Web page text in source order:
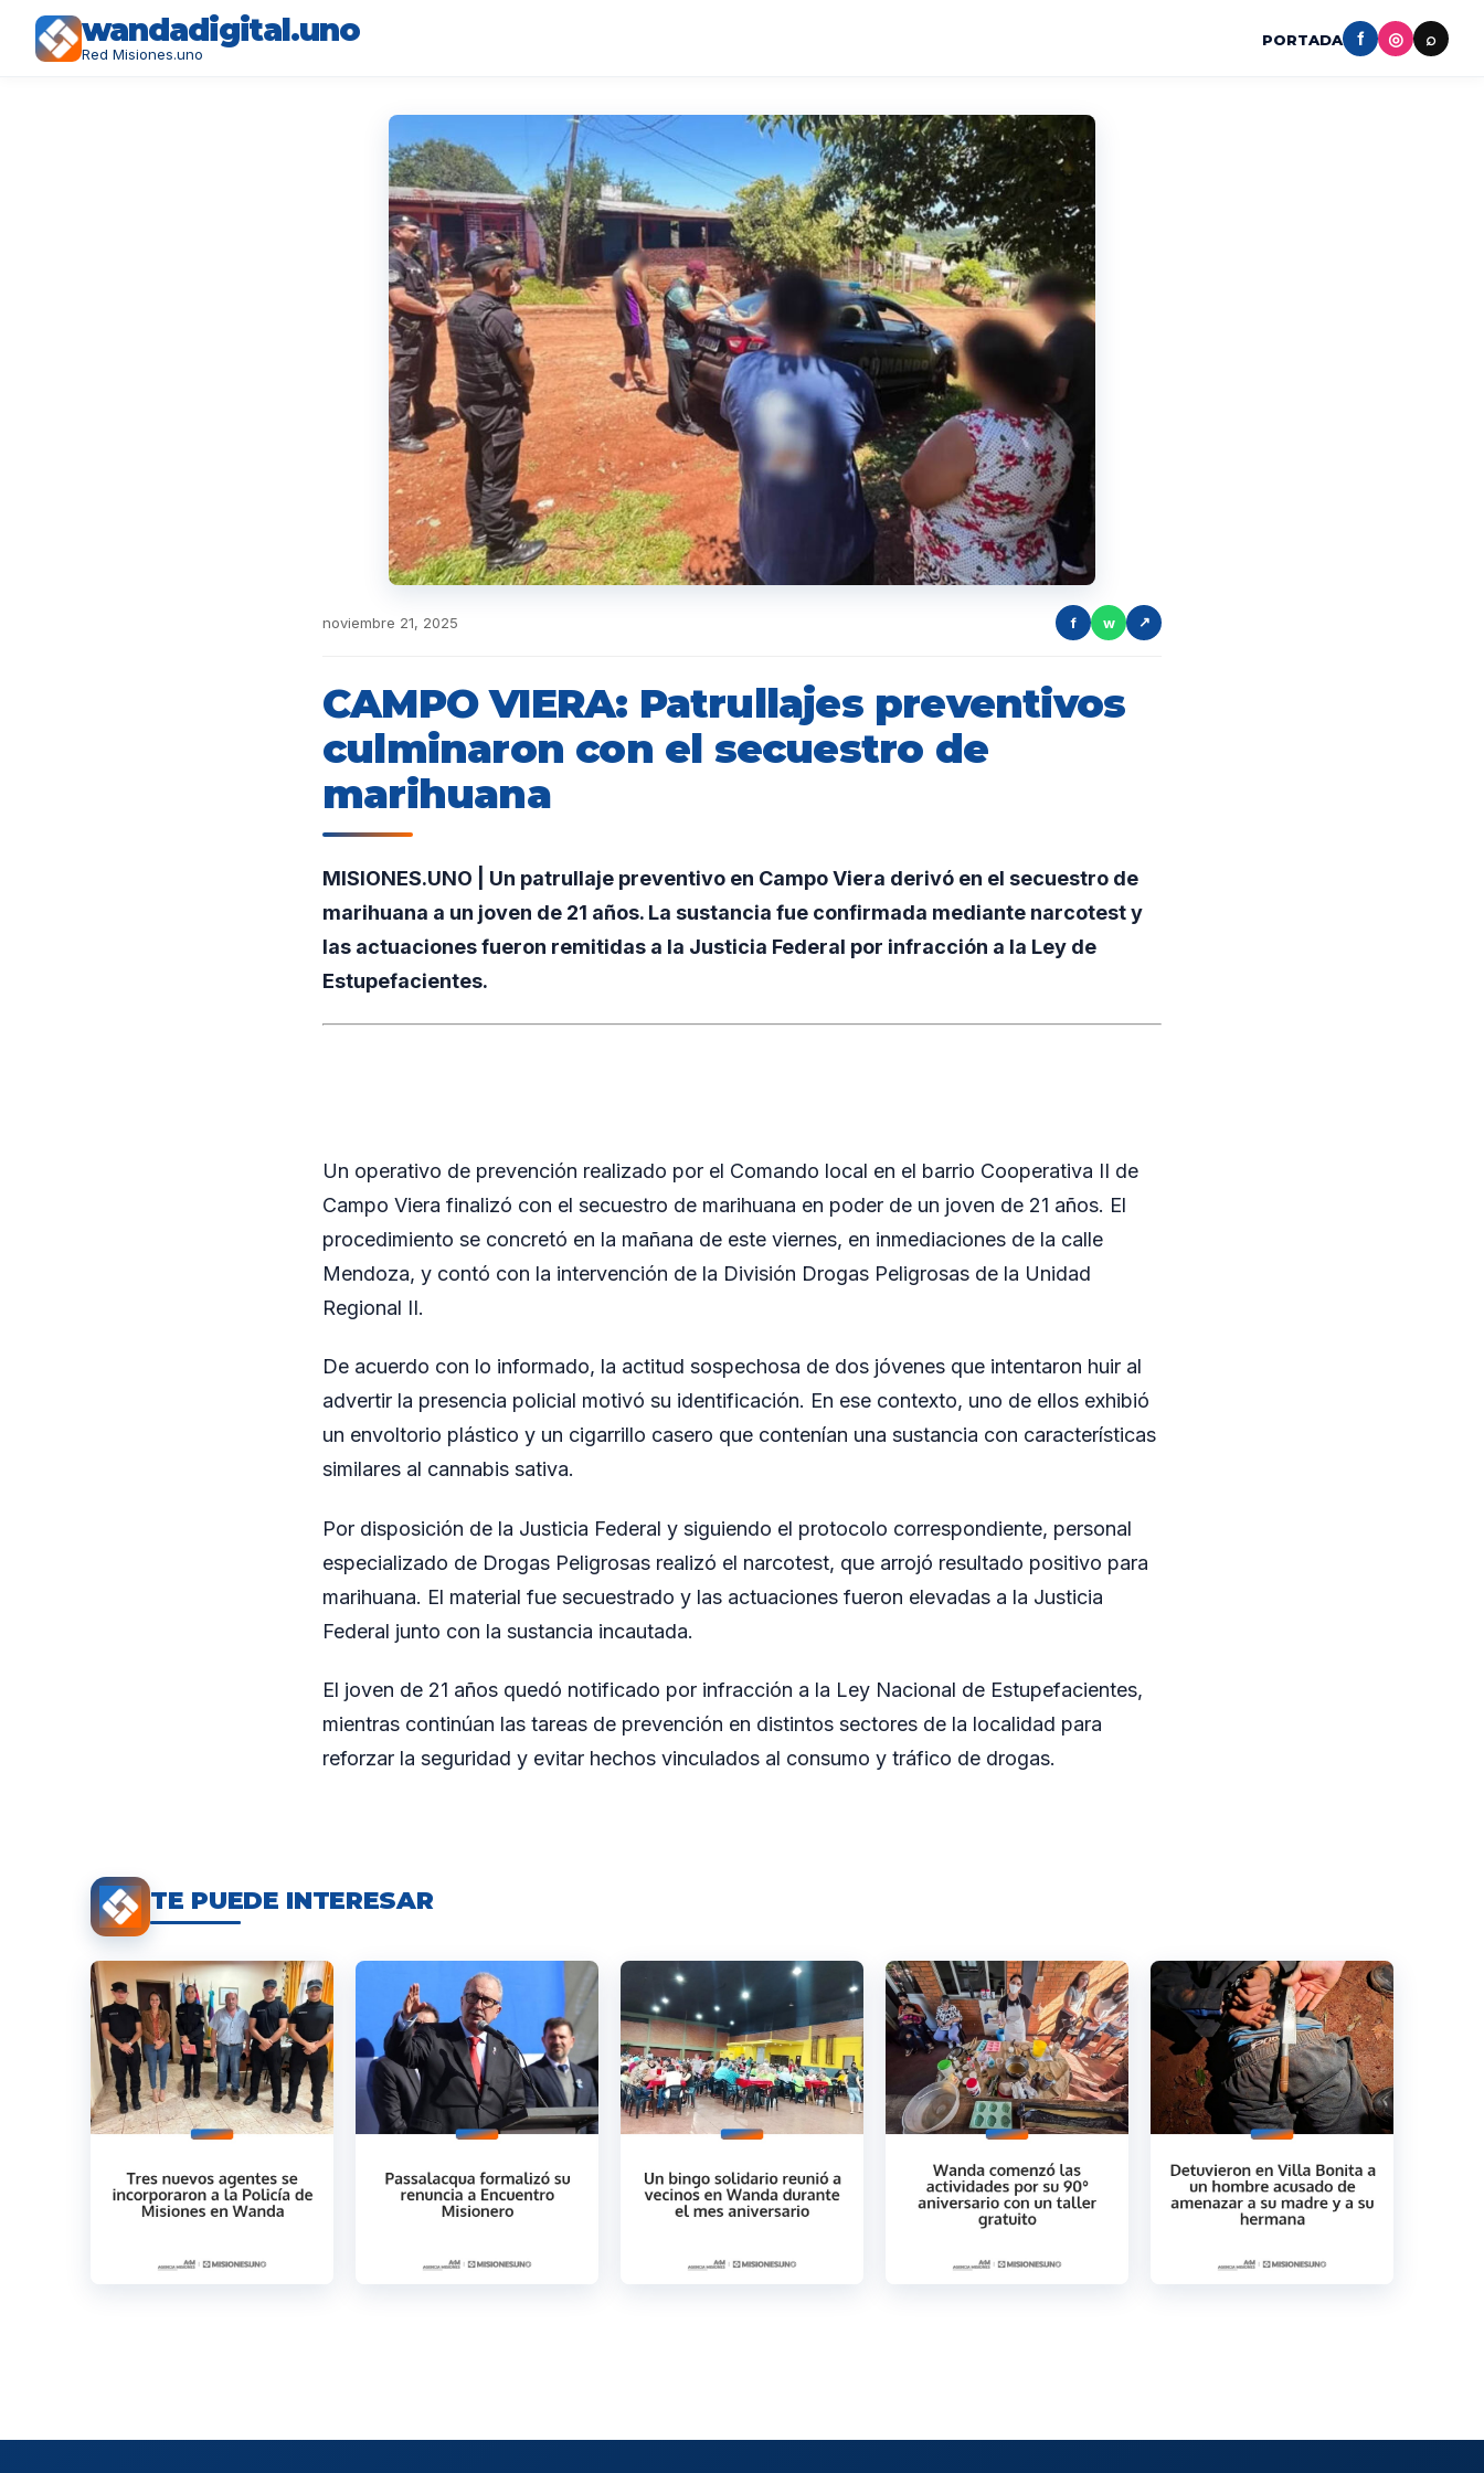
wandadigital.uno
Red Misiones.uno
PORTADA f ◎ ⌕
noviembre 21, 2025 f w ↗
CAMPO VIERA: Patrullajes preventivos
culminaron con el secuestro de
marihuana
MISIONES.UNO | Un patrullaje preventivo en Campo Viera derivó en el secuestro de
marihuana a un joven de 21 años. La sustancia fue confirmada mediante narcotest y
las actuaciones fueron remitidas a la Justicia Federal por infracción a la Ley de
Estupefacientes.
Un operativo de prevención realizado por el Comando local en el barrio Cooperativa II de
Campo Viera finalizó con el secuestro de marihuana en poder de un joven de 21 años. El
procedimiento se concretó en la mañana de este viernes, en inmediaciones de la calle
Mendoza, y contó con la intervención de la División Drogas Peligrosas de la Unidad
Regional II.
De acuerdo con lo informado, la actitud sospechosa de dos jóvenes que intentaron huir al
advertir la presencia policial motivó su identificación. En ese contexto, uno de ellos exhibió
un envoltorio plástico y un cigarrillo casero que contenían una sustancia con características
similares al cannabis sativa.
Por disposición de la Justicia Federal y siguiendo el protocolo correspondiente, personal
especializado de Drogas Peligrosas realizó el narcotest, que arrojó resultado positivo para
marihuana. El material fue secuestrado y las actuaciones fueron elevadas a la Justicia
Federal junto con la sustancia incautada.
El joven de 21 años quedó notificado por infracción a la Ley Nacional de Estupefacientes,
mientras continúan las tareas de prevención en distintos sectores de la localidad para
reforzar la seguridad y evitar hechos vinculados al consumo y tráfico de drogas.
TE PUEDE INTERESAR